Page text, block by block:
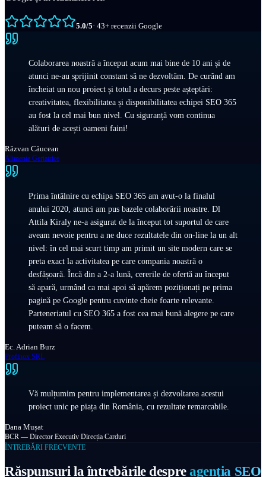
5.0/5· 43+ recenzii Google
Colaborarea noastră a început acum mai bine de 10 ani și de
atunci ne-au sprijinit constant să ne dezvoltăm. De curând am
încheiat un nou proiect și totul a decurs peste așteptări:
creativitatea, flexibilitatea și disponibilitatea echipei SEO 365
au fost la cel mai bun nivel. Cu siguranță vom continua
alături de acești oameni faini!
Răzvan Căucean
Alimente Geriatrice
Prima întâlnire cu echipa SEO 365 am avut-o la finalul
anului 2020, atunci am pus bazele colaborării noastre. Dl
Attila Kiraly ne-a asigurat de la început tot suportul de care
aveam nevoie pentru a ne duce rezultatele din on-line la un alt
nivel: în cel mai scurt timp am primit un site modern care se
preta exact la activitatea pe care compania noastră o
desfășoară. Încă din a 2-a lună, cererile de ofertă au început
să apară, urmând ca mai apoi să apărem poziționați pe prima
pagină pe Google pentru cuvinte cheie foarte relevante.
Parteneriatul cu SEO 365 a fost cea mai bună alegere pe care
puteam să o facem.
Ec. Adrian Burz
Profinox SRL
Vă mulțumim pentru implementarea și dezvoltarea acestui
proiect unic pe piața din România, cu rezultate remarcabile.
Dana Mușat
BCR — Director Executiv Direcția Carduri
ÎNTREBĂRI FRECVENTE
Răspunsuri la întrebările despre agenția SEO